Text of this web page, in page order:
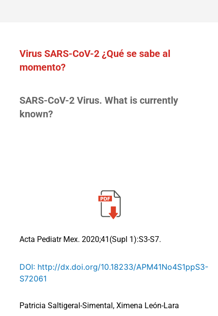
Virus SARS-CoV-2 ¿Qué se sabe al
momento?
SARS-CoV-2 Virus. What is currently
known?
Acta Pediatr Mex. 2020;41(Supl 1):S3-S7.
DOI: http://dx.doi.org/10.18233/APM41No4S1ppS3-
S72061
Patricia Saltigeral-Simental, Ximena León-Lara